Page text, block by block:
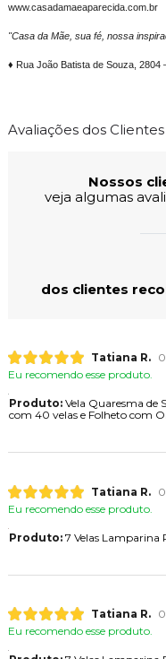
www.casadamaeaparecida.com.br
"Casa da Mãe, sua fé, nossa
♦ Rua João Batista de Souza, 2804
Avaliações dos Clientes
Nossos
veja algumas
dos clientes
Tatiana R.
Eu recomendo esse produto.
Produto:Vela Quaresma de
com 40 velas e Folheto com
Tatiana R.
Eu recomendo esse produto.
Produto:7 Velas Lamparina
Tatiana R.
Eu recomendo esse produto.